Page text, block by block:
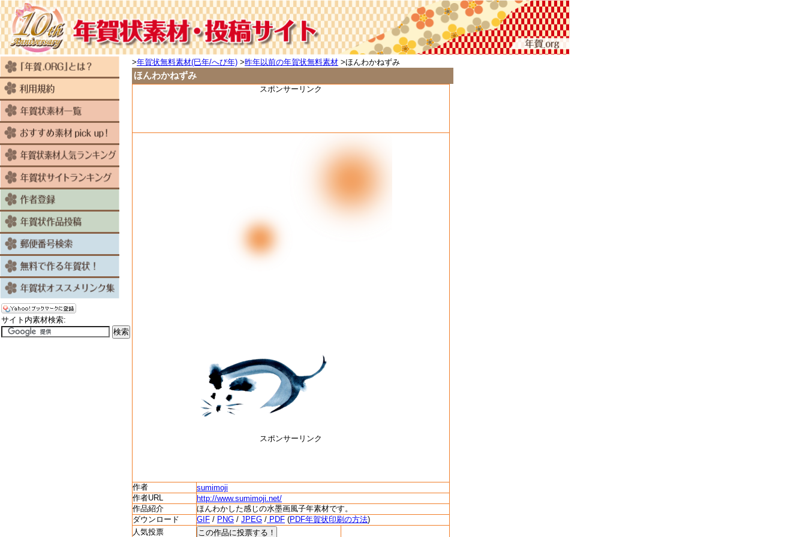
>年賀状無料素材(巳年/へび年) >昨年以前の年賀状無料素材 >ほんわかねずみ
ほんわかねずみ
スポンサーリンク
スポンサーリンク
作者
sumimoji
作者URL
http://www.sumimoji.net/
作品紹介
ほんわかした感じの水墨画風子年素材です。
ダウンロード
GIF / PNG / JPEG / PDF (PDF年賀状印刷の方法)
人気投票
サイト内素材検索: